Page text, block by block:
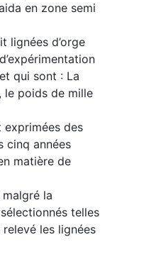
en zone semi
lignées d’orge
qui sont : La
le poids de mille
exprimées des
cinq années
matière de
la
telles
les lignées